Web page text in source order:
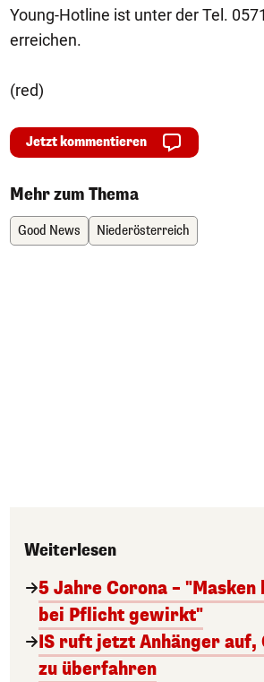
Young-Hotline ist unter der Tel.
erreichen.
(red)
Jetzt kommentieren
Mehr zum Thema
Good News Niederösterreich
Weiterlesen
5 Jahre Corona – "Masken
bei Pflicht gewirkt"
IS ruft jetzt Anhänger
zu überfahren